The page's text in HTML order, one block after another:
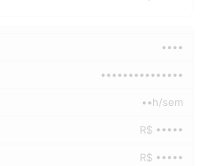
••••
•••••••••••••••
••h/sem
R$ •••••
R$ •••••